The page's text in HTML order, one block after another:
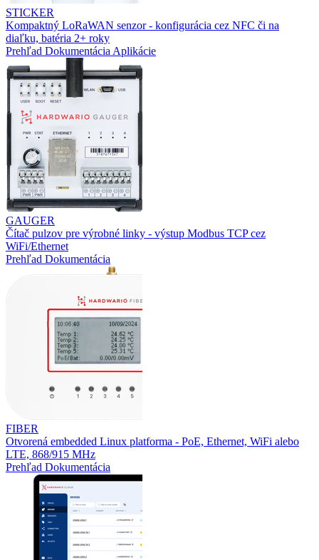
STICKER
Kompaktný LoRaWAN senzor - konfigurácia cez NFC či na
diaľku, batéria 2+ roky
Prehľad Dokumentácia Aplikácie
GAUGER
Čítač pulzov pre výrobné linky - výstup Modbus TCP cez
WiFi/Ethernet
Prehľad Dokumentácia
FIBER
Otvorená embedded Linux platforma - PoE, Ethernet, WiFi alebo
LTE, 868/915 MHz
Prehľad Dokumentácia